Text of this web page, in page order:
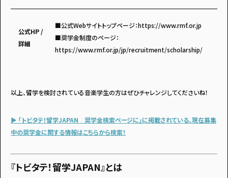
公式HP /
詳細
■公式Webサイトトップページ：https://www.rmf.or.jp
■奨学金制度のページ：
https://www.rmf.or.jp/jp/recruitment/scholarship/
以上、留学を検討されている音楽学生の方はぜひチャレンジしてくださいね！
▶ 「トビタテ！留学JAPAN 奨学金検索ページに」に掲載されている、現在募集
中の奨学金に関する情報はこちらから検索！
『トビタテ！留学JAPAN』とは